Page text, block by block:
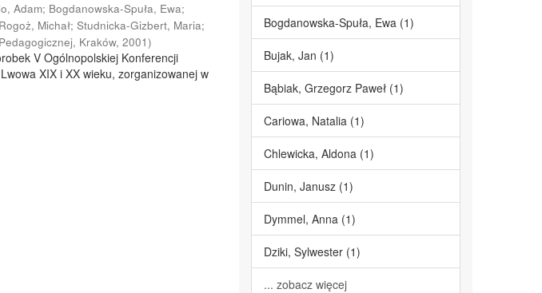
Adam; Bogdanowska-Spuła, Ewa;
Rogoż, Michał;Studnicka-Gizbert, Maria;
Kraków,2001)
V Ogólnopolskiej Konferencji
XIX i XX wieku, zorganizowanej w
Bogdanowska-Spuła, Ewa (1)
Bujak, Jan (1)
Bąbiak, Grzegorz Paweł (1)
Cariowa, Natalia (1)
Chlewicka, Aldona (1)
Dunin, Janusz (1)
Dymmel, Anna (1)
Dziki, Sylwester (1)
... zobacz więcej